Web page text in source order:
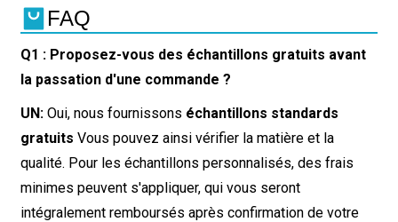
FAQ
Q1 : Proposez-vous des échantillons gratuits avant
la passation d'une commande ?
UN:Oui, nous fournissons échantillons standards
gratuits Vous pouvez ainsi vérifier la matière et la
qualité. Pour les échantillons personnalisés, des frais
minimes peuvent s'appliquer, qui vous seront
intégralement remboursés après confirmation de votre